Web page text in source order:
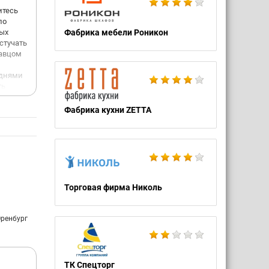
Фабрика мебели Роникон
Фабрика кухни ZETTA
Торговая фирма Николь
ТК Спецторг
без